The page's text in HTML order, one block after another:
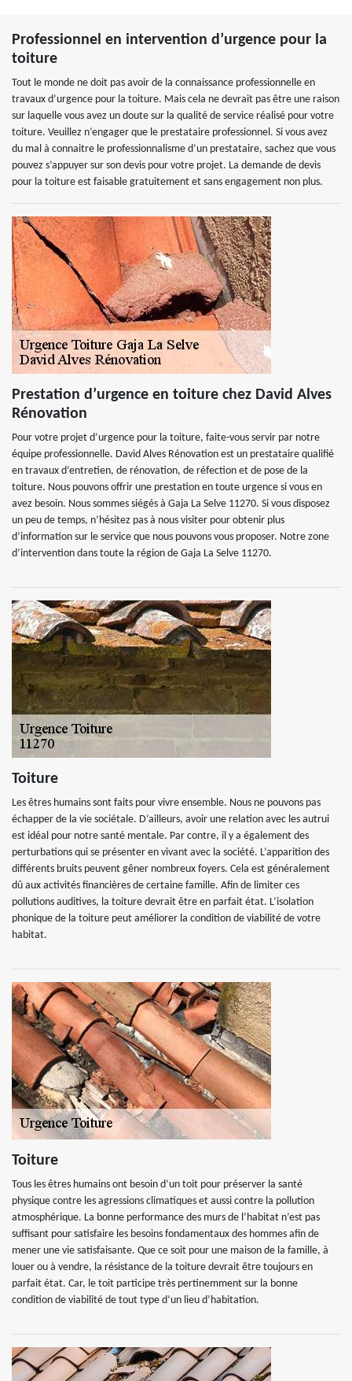
Professionnel en intervention d’urgence pour la
toiture
Tout le monde ne doit pas avoir de la connaissance professionnelle en
travaux d’urgence pour la toiture. Mais cela ne devrait pas être une raison
sur laquelle vous avez un doute sur la qualité de service réalisé pour votre
toiture. Veuillez n’engager que le prestataire professionnel. Si vous avez
du mal à connaitre le professionnalisme d’un prestataire, sachez que vous
pouvez s’appuyer sur son devis pour votre projet. La demande de devis
pour la toiture est faisable gratuitement et sans engagement non plus.
Prestation d’urgence en toiture chez David Alves
Rénovation
Pour votre projet d’urgence pour la toiture, faite-vous servir par notre
équipe professionnelle. David Alves Rénovation est un prestataire qualifié
en travaux d’entretien, de rénovation, de réfection et de pose de la
toiture. Nous pouvons offrir une prestation en toute urgence si vous en
avez besoin. Nous sommes siégés à Gaja La Selve 11270. Si vous disposez
un peu de temps, n’hésitez pas à nous visiter pour obtenir plus
d’information sur le service que nous pouvons vous proposer. Notre zone
d’intervention dans toute la région de Gaja La Selve 11270.
Toiture
Les êtres humains sont faits pour vivre ensemble. Nous ne pouvons pas
échapper de la vie sociétale. D’ailleurs, avoir une relation avec les autrui
est idéal pour notre santé mentale. Par contre, il y a également des
perturbations qui se présenter en vivant avec la société. L’apparition des
différents bruits peuvent gêner nombreux foyers. Cela est généralement
dû aux activités financières de certaine famille. Afin de limiter ces
pollutions auditives, la toiture devrait être en parfait état. L’isolation
phonique de la toiture peut améliorer la condition de viabilité de votre
habitat.
Toiture
Tous les êtres humains ont besoin d’un toit pour préserver la santé
physique contre les agressions climatiques et aussi contre la pollution
atmosphérique. La bonne performance des murs de l’habitat n’est pas
suffisant pour satisfaire les besoins fondamentaux des hommes afin de
mener une vie satisfaisante. Que ce soit pour une maison de la famille, à
louer ou à vendre, la résistance de la toiture devrait être toujours en
parfait état. Car, le toit participe très pertinemment sur la bonne
condition de viabilité de tout type d’un lieu d’habitation.